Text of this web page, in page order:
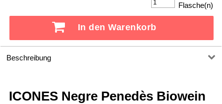
Flasche(n)
In den Warenkorb
Beschreibung
ICONES Negre Penedès Biowein